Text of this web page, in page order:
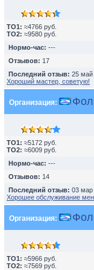
TO1: ≈4766 руб.
TO2: ≈9580 руб.
Нормо-час: ---
Отзывов: 17
Последний отзыв: 25 май
Хороший мастер, советую!
Организация:
TO1: ≈5172 руб.
TO2: ≈6009 руб.
Нормо-час: ---
Отзывов: 14
Последний отзыв: 03 мар
Хорошее обслуживание
Организация:
TO1: ≈5966 руб.
TO2: ≈7569 руб.